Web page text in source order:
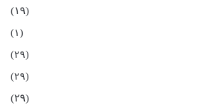
(۱۹)
(۱)
(۲۹)
(۲۹)
(۲۹)